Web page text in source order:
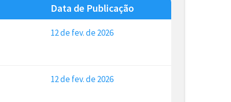
Data de Publicação
12 de fev. de 2026
12 de fev. de 2026